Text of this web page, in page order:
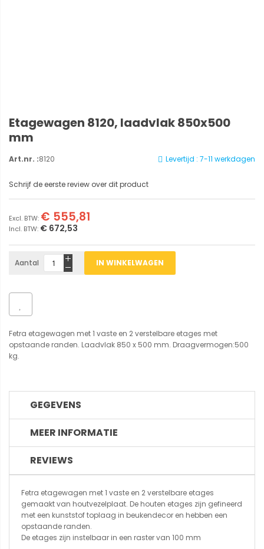
Etagewagen 8120, laadvlak 850x500
mm
Levertijd : 7-11 werkdagen
Art.nr. :8120
Schrijf de eerste review over dit product
€ 672,53
€ 555,81
Aantal IN WINKELWAGEN
Fetra etagewagen met 1 vaste en 2 verstelbare etages met
opstaande randen. Laadvlak 850 x 500 mm. Draagvermogen:500
kg.
GEGEVENS
MEER INFORMATIE
REVIEWS
Fetra etagewagen met 1 vaste en 2 verstelbare etages
gemaakt van houtvezelplaat. De houten etages zijn gefineerd
met een kunststof toplaag in beukendecor en hebben een
opstaande randen.
De etages zijn instelbaar in een raster van 100 mm